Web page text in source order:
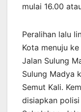
mulai 16.00
Peralihan lalu
Kota menuju
Jalan Sulung
Sulung Madya
Semut Kali.
disiapkan